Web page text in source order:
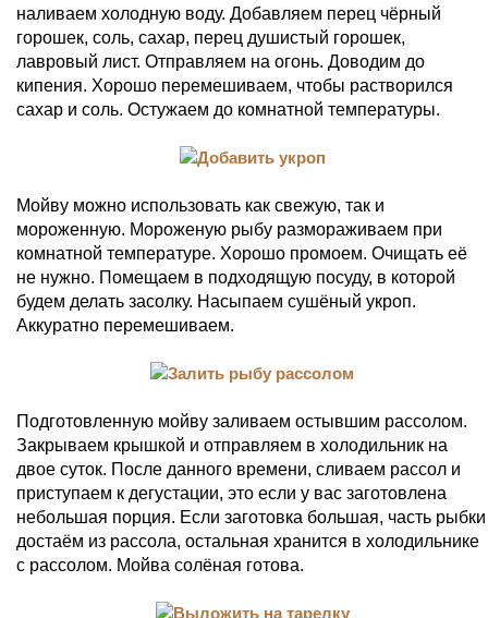
наливаем холодную воду. Добавляем перец чёрный
горошек, соль, сахар, перец душистый горошек,
лавровый лист. Отправляем на огонь. Доводим до
кипения. Хорошо перемешиваем, чтобы растворился
сахар и соль. Остужаем до комнатной температуры.
Мойву можно использовать как свежую, так и
мороженную. Мороженую рыбу размораживаем при
комнатной температуре. Хорошо промоем. Очищать её
не нужно. Помещаем в подходящую посуду, в которой
будем делать засолку. Насыпаем сушёный укроп.
Аккуратно перемешиваем.
Подготовленную мойву заливаем остывшим рассолом.
Закрываем крышкой и отправляем в холодильник на
двое суток. После данного времени, сливаем рассол и
приступаем к дегустации, это если у вас заготовлена
небольшая порция. Если заготовка большая, часть рыбки
достаём из рассола, остальная хранится в холодильнике
с рассолом. Мойва солёная готова.